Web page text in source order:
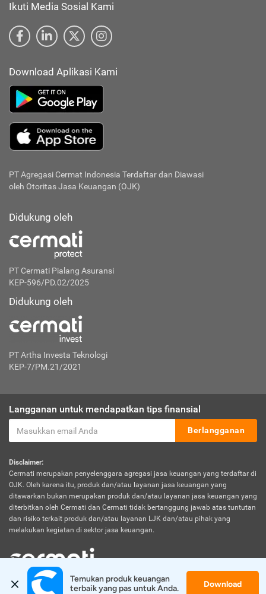
Ikuti Media Sosial Kami
Download Aplikasi Kami
PT Agregasi Cermat Indonesia Terdaftar dan Diawasi
oleh Otoritas Jasa Keuangan (OJK)
Didukung oleh
PT Cermati Pialang Asuransi
KEP-596/PD.02/2025
Didukung oleh
PT Artha Investa Teknologi
KEP-7/PM.21/2021
Langganan untuk mendapatkan tips finansial
Berlangganan
Disclaimer:
Cermati merupakan penyelenggara agregasi jasa keuangan yang terdaftar di
OJK. Oleh karena itu, produk dan/atau layanan jasa keuangan yang
ditawarkan bukan merupakan produk dan/atau layanan jasa keuangan yang
diterbitkan oleh Cermati dan Cermati tidak bertanggung jawab atas tuntutan
dan risiko terkait produk dan/atau layanan LJK dan/atau pihak yang
melakukan kegiatan di sektor jasa keuangan.
© 2026 Cermati. All Rights Reserved.
Temukan produk keuangan
terbaik yang pas untuk Anda.
Download